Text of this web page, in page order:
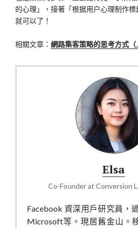
的心理」，接著「根据用户心理制作標
就可以了！
相關文章： 網路集客策略的思考方式（
Elsa
Co-Founder at Conversion
Facebook 資深用戶研究員，
Microsoft等。現居舊金山。